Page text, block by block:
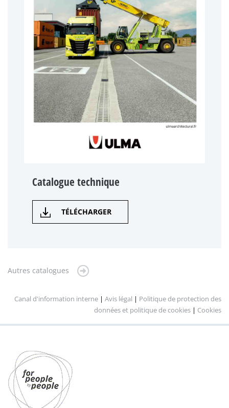
Catalogue technique
TÉLÉCHARGER
Autres catalogues
Canal d'information interne | Avis légal | Politique de protection des
données et politique de cookies | Cookies